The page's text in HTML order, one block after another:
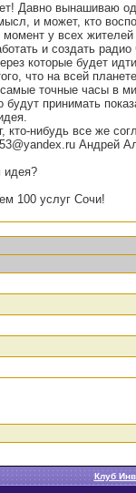
Давно вынашиваю
и может, кто
у всех
и создать
которые будет
что на всей
точные часы в
будут принимать
кто-нибудь все же
Андрей
идея?
100 услуг Сочи!
Клуб